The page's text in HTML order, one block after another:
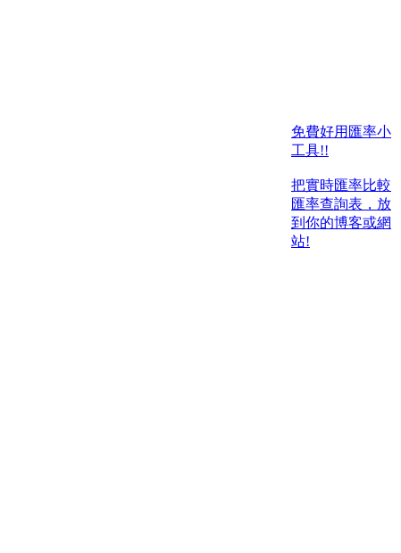
免費好用匯率小
工具!!
把實時匯率比較
匯率查詢表，放
到你的博客或網
站!